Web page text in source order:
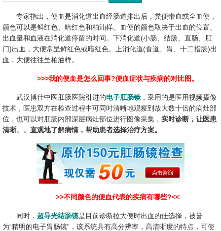
专家指出，便血是消化道出血经肠道排出后，粪便带血或全血便，
颜色可以是鲜红色、暗红色和柏油样。血便的颜色取决于出血的位置、
出血量和血液在消化道停留的时间。下消化道(小肠、结肠、直肠、肛
门)出血，大便常呈鲜红色或暗红色。上消化道(食道、胃、十二指肠)出
血，大便往往呈柏油样。
>>>我的便血是怎么回事?便血症状与疾病的对比图。
武汉博仕中医肛肠医院引进的电子肛肠镜 ，采用的是医用视频摄像
技术，医患双方在检查过程中可同时清晰地观察到放大数十倍的病灶部
位，也可以对肛肠内部深层病灶部位进行图像采集， 实时诊断，让医患
清晰、、直观地了解病情，帮助患者选择治疗方案。
>>不同颜色的便血代表的疾病有哪些?<<
同时， 超导光结肠镜是目前诊断拉大便时出血的佳选择，被誉
为“精明的电子胃肠镜”，该系统具有高分辨率，高清晰度的特点，可使